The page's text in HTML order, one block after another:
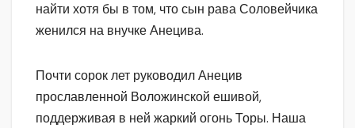
найти хотя бы в том, что сын рава Соловейчика
женился на внучке Анецива.
Почти сорок лет руководил Анецив
прославленной Воложинской ешивой,
поддерживая в ней жаркий огонь Торы. Наша